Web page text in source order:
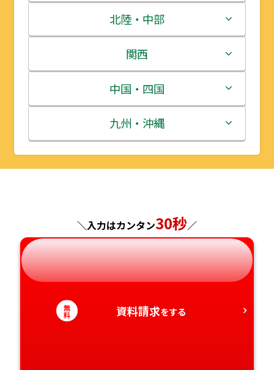
青森県
岩手県
宮城県
秋田県
山形県
茨城県
栃木県
群馬県
埼玉県
千葉県
神奈川県
北陸・中部
新潟県
富山県
石川県
福井県
長野県
岐阜県
関西
三重県
滋賀県
京都府
兵庫県
奈良県
中国・四国
鳥取県
島根県
広島県
山口県
九州・沖縄
福岡県
長崎県
熊本県
＼入力はカンタン30秒／
無
料 資料請求をする